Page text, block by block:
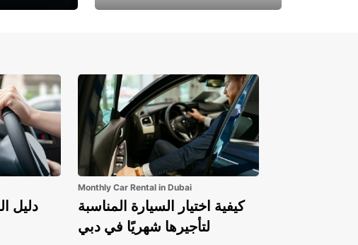
دليل
Monthly Car Rental in Dubai
كيفية اختيار السيارة المناسبة
لتأجيرها شهريًا في دبي